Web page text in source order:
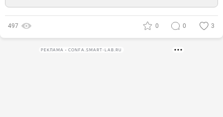
497 0 0 3
РЕКЛАМА • CONFA.SMART-LAB.RU